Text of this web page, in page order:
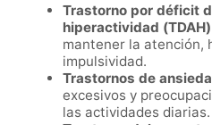
Trastorno por déficit
hiperactividad (TDAH)
mantener la atención,
impulsividad.
Trastornos de
excesivos y
las actividades diarias.